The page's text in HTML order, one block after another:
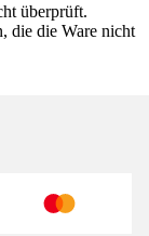
überprüft.
die die Ware nicht